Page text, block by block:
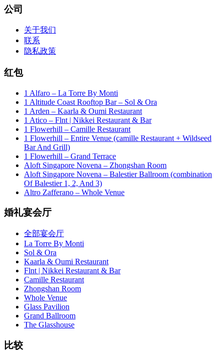
公司
关于我们
联系
隐私政策
红包
1 Alfaro – La Torre By Monti
1 Altitude Coast Rooftop Bar – Sol & Ora
1 Arden – Kaarla & Oumi Restaurant
1 Atico – Flnt | Nikkei Restaurant & Bar
1 Flowerhill – Camille Restaurant
1 Flowerhill – Entire Venue (camille Restaurant + Wildseed
Bar And Grill)
1 Flowerhill – Grand Terrace
Aloft Singapore Novena – Zhongshan Room
Aloft Singapore Novena – Balestier Ballroom (combination
Of Balestier 1, 2, And 3)
Altro Zafferano – Whole Venue
婚礼宴会厅
全部宴会厅
La Torre By Monti
Sol & Ora
Kaarla & Oumi Restaurant
Flnt | Nikkei Restaurant & Bar
Camille Restaurant
Zhongshan Room
Whole Venue
Glass Pavilion
Grand Ballroom
The Glasshouse
比较